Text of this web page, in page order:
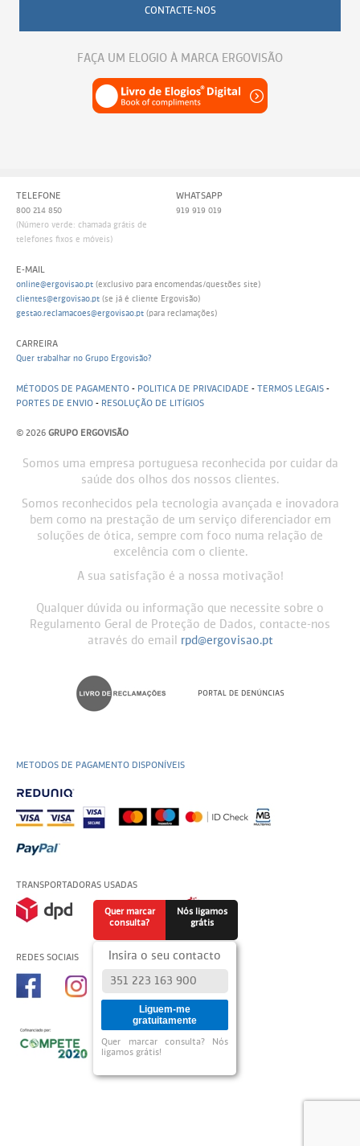
CONTACTE-NOS
FAÇA UM ELOGIO À MARCA ERGOVISÃO
TELEFONE
800 214 850
(Número verde: chamada grátis de
telefones fixos e móveis)
WHATSAPP
919 919 019
E-MAIL
online@ergovisao.pt (exclusivo para encomendas/questões site)
clientes@ergovisao.pt (se já é cliente Ergovisão)
gestao.reclamacoes@ergovisao.pt (para reclamações)
CARREIRA
Quer trabalhar no Grupo Ergovisão?
MÉTODOS DE PAGAMENTO - POLITICA DE PRIVACIDADE - TERMOS LEGAIS -
PORTES DE ENVIO - RESOLUÇÃO DE LITÍGIOS
© 2026 GRUPO ERGOVISÃO
Somos uma empresa portuguesa reconhecida por cuidar da
saúde dos olhos dos nossos clientes.
Somos reconhecidos pela tecnologia avançada e inovadora
bem como na prestação de um serviço diferenciador em
soluções de ótica, sempre com foco numa relação de
excelência com o cliente.
A sua satisfação é a nossa motivação!
Qualquer dúvida ou informação que necessite sobre o
Regulamento Geral de Proteção de Dados, contacte-nos
através do email
rpd@ergovisao.pt
METODOS DE PAGAMENTO DISPONÍVEIS
TRANSPORTADORAS USADAS
REDES SOCIAIS
Quer marcar
consulta?
Nós ligamos
grátis
Insira o seu contacto
Liguem-me
gratuitamente
Quer marcar consulta? Nós
ligamos grátis!